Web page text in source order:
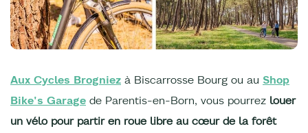
Aux Cycles Brogniez à Biscarrosse Bourg ou au Shop
Bike's Garage de Parentis-en-Born, vous pourrez louer
un vélo pour partir en roue libre au cœur de la forêt